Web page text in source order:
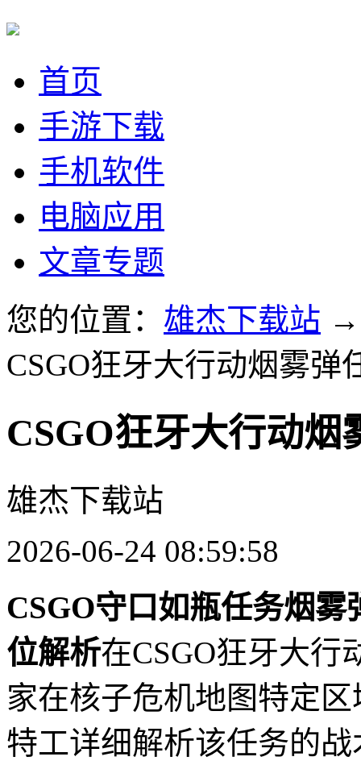
首页
手游下载
手机软件
电脑应用
文章专题
您的位置： 雄杰下载站
CSGO狂牙大行动烟雾弹
CSGO狂牙大行动烟
雄杰下载站
2026-06-24 08:59:58
CSGO守口如瓶任务烟
位解析在CSGO狂牙大行
家在核子危机地图特定
特工详细解析该任务的